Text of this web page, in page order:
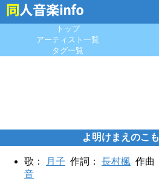
トップ
アーティスト一覧
タグ一覧
よ明けまえのこ
歌： 月子 作詞： 長村楓 作曲
音